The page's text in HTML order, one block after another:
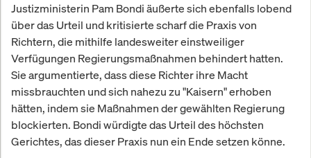
Justizministerin Pam Bondi äußerte sich ebenfalls lobend
über das Urteil und kritisierte scharf die Praxis von
Richtern, die mithilfe landesweiter einstweiliger
Verfügungen Regierungsmaßnahmen behindert hatten.
Sie argumentierte, dass diese Richter ihre Macht
missbrauchten und sich nahezu zu "Kaisern" erhoben
hätten, indem sie Maßnahmen der gewählten Regierung
blockierten. Bondi würdigte das Urteil des höchsten
Gerichtes, das dieser Praxis nun ein Ende setzen könne.